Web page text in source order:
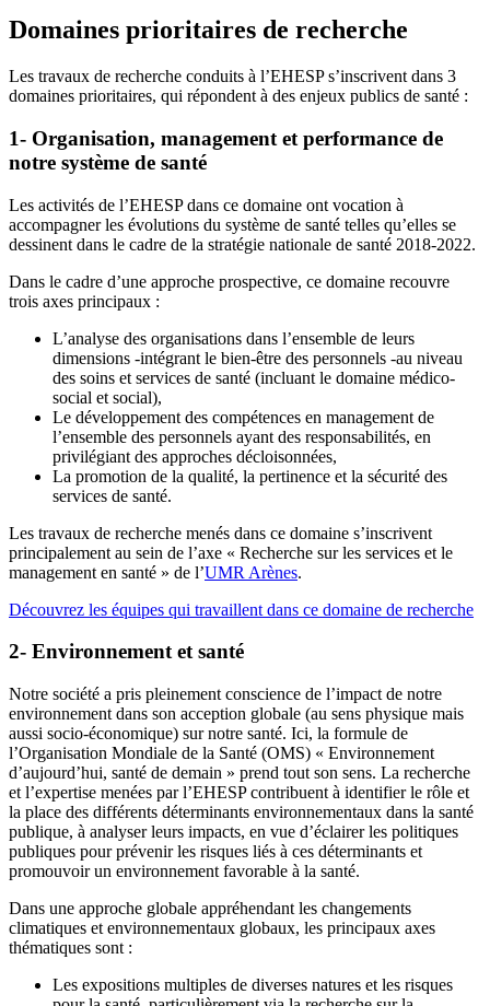
Domaines prioritaires de recherche
Les travaux de recherche conduits à l’EHESP s’inscrivent dans 3
domaines prioritaires, qui répondent à des enjeux publics de santé :
1- Organisation, management et performance de
notre système de santé
Les activités de l’EHESP dans ce domaine ont vocation à
accompagner les évolutions du système de santé telles qu’elles se
dessinent dans le cadre de la stratégie nationale de santé 2018-2022.
Dans le cadre d’une approche prospective, ce domaine recouvre
trois axes principaux :
L’analyse des organisations dans l’ensemble de leurs
dimensions -intégrant le bien-être des personnels -au niveau
des soins et services de santé (incluant le domaine médico-
social et social),
Le développement des compétences en management de
l’ensemble des personnels ayant des responsabilités, en
privilégiant des approches décloisonnées,
La promotion de la qualité, la pertinence et la sécurité des
services de santé.
Les travaux de recherche menés dans ce domaine s’inscrivent
principalement au sein de l’axe « Recherche sur les services et le
management en santé » de l’UMR Arènes.
Découvrez les équipes qui travaillent dans ce domaine de recherche
2- Environnement et santé
Notre société a pris pleinement conscience de l’impact de notre
environnement dans son acception globale (au sens physique mais
aussi socio-économique) sur notre santé. Ici, la formule de
l’Organisation Mondiale de la Santé (OMS) « Environnement
d’aujourd’hui, santé de demain » prend tout son sens. La recherche
et l’expertise menées par l’EHESP contribuent à identifier le rôle et
la place des différents déterminants environnementaux dans la santé
publique, à analyser leurs impacts, en vue d’éclairer les politiques
publiques pour prévenir les risques liés à ces déterminants et
promouvoir un environnement favorable à la santé.
Dans une approche globale appréhendant les changements
climatiques et environnementaux globaux, les principaux axes
thématiques sont :
Les expositions multiples de diverses natures et les risques